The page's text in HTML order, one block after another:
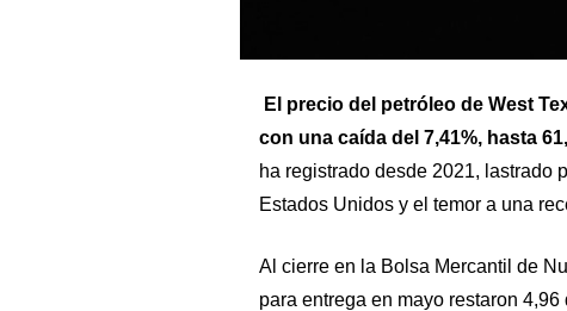
El precio del petróleo de West
con una caída del 7,41%, hasta
ha registrado desde 2021, lastrado
Estados Unidos y el temor a una
Al cierre en la Bolsa Mercantil de
para entrega en mayo restaron